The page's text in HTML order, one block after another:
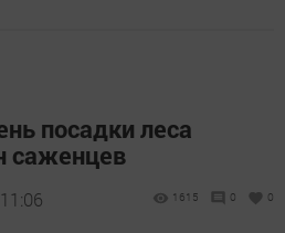
посадки леса
саженцев
1615 0 0